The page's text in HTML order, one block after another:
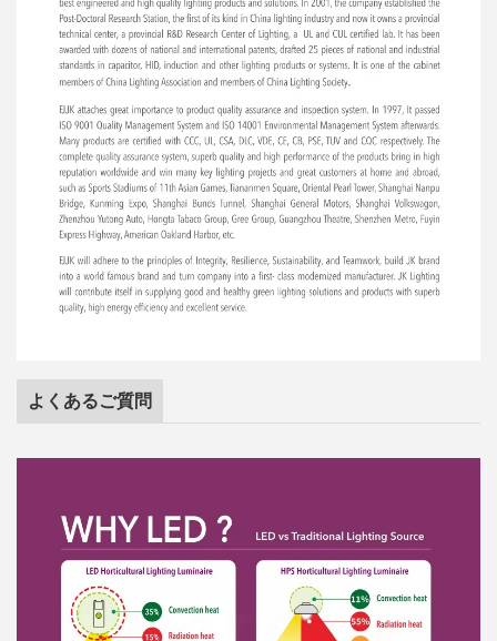
よくあるご質問